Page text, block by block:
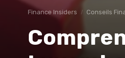
Finance Insiders Conseils